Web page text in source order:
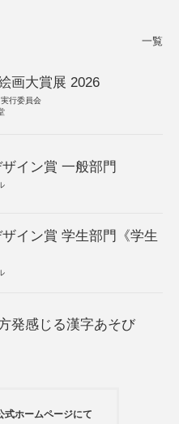
一覧
画大賞展 2026
行委員会
イン賞 一般部門
イン賞 学生部門《学生
発感じる漢字あそび
式ホームページにて